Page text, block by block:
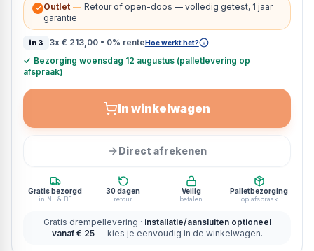
✓ Outlet — Retour of open-doos — volledig getest, 1 jaar
garantie
in3 3x € 213,00• 0% renteHoe werkt het?
✓ Bezorging woensdag 12 augustus (palletlevering op
afspraak)
In winkelwagen
Direct afrekenen
Gratis bezorgd
in NL & BE
30 dagen
retour
Veilig
betalen
Palletbezorging
op afspraak
Gratis drempellevering · installatie/aansluiten optioneel
vanaf € 25 — kies je eenvoudig in de winkelwagen.